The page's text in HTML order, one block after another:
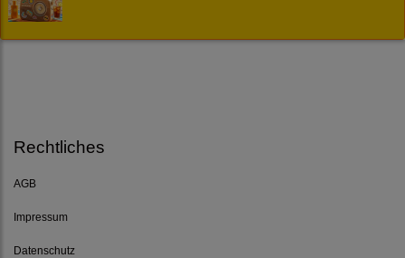
Rechtliches
AGB
Impressum
Datenschutz